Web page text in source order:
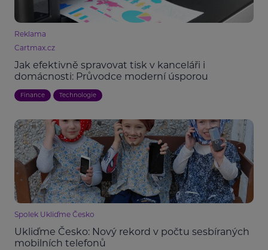
Reklama
Cartmax.cz
Jak efektivně spravovat tisk v kanceláři i
domácnosti: Průvodce moderní úsporou
Finance Technologie
Spolek Ukliďme Česko
Ukliďme Česko: Nový rekord v počtu sesbíraných
mobilních telefonů